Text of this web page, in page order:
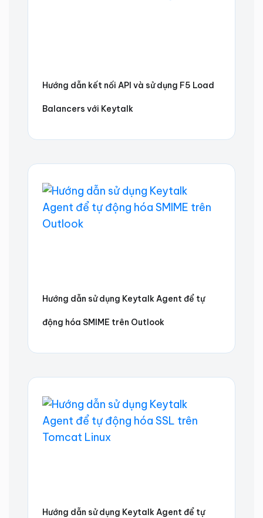
Hướng dẫn kết nối API và sử dụng F5 Load
Balancers với Keytalk
Hướng dẫn sử dụng Keytalk Agent để tự
động hóa SMIME trên Outlook
Hướng dẫn sử dụng Keytalk Agent để tự